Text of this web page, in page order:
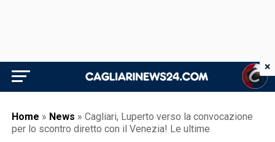
Home » News » Cagliari, Luperto verso la convocazione
per lo scontro diretto con il Venezia! Le ultime
×